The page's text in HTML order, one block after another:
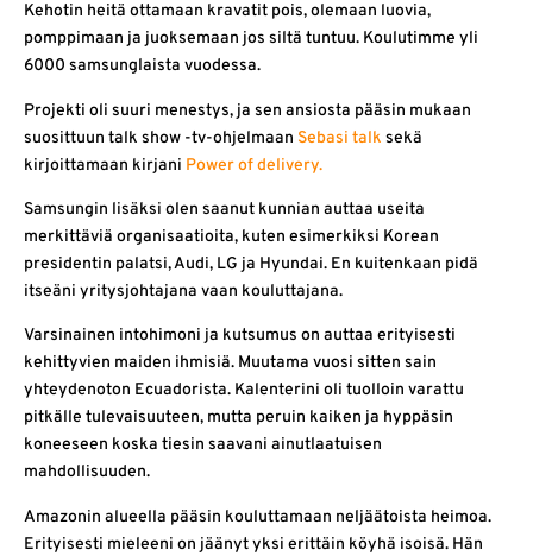
Kehotin heitä ottamaan kravatit pois, olemaan luovia,
pomppimaan ja juoksemaan jos siltä tuntuu. Koulutimme yli
6000 samsunglaista vuodessa.
Projekti oli suuri menestys, ja sen ansiosta pääsin mukaan
suosittuun talk show -tv-ohjelmaan Sebasi talk sekä
kirjoittamaan kirjani Power of delivery.
Samsungin lisäksi olen saanut kunnian auttaa useita
merkittäviä organisaatioita, kuten esimerkiksi Korean
presidentin palatsi, Audi, LG ja Hyundai. En kuitenkaan pidä
itseäni yritysjohtajana vaan kouluttajana.
Varsinainen intohimoni ja kutsumus on auttaa erityisesti
kehittyvien maiden ihmisiä. Muutama vuosi sitten sain
yhteydenoton Ecuadorista. Kalenterini oli tuolloin varattu
pitkälle tulevaisuuteen, mutta peruin kaiken ja hyppäsin
koneeseen koska tiesin saavani ainutlaatuisen
mahdollisuuden.
Amazonin alueella pääsin kouluttamaan neljäätoista heimoa.
Erityisesti mieleeni on jäänyt yksi erittäin köyhä isoisä. Hän